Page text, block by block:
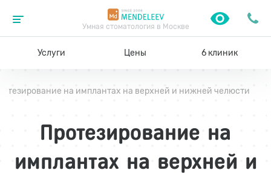
Умная стоматология в Москве
Услуги Цены 6 клиник
на имплантах на верхней и нижней челюсти
Протезирование на
имплантах на верхней и